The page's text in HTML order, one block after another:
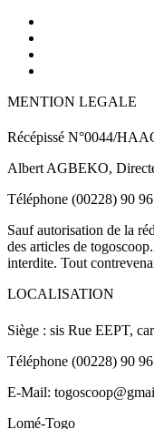
MENTION LEGALE
Récépissé N°0044/
Albert AGBEKO,
Téléphone (00228) 90
Sauf autorisation de la
des articles de
interdite. Tout
LOCALISATION
Siège : sis Rue EEPT,
Téléphone (00228) 90
E-Mail:
Lomé-Togo